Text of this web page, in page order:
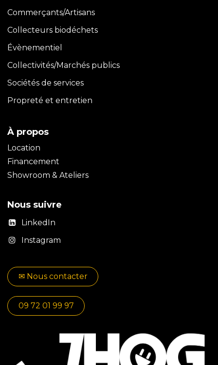
Commerçants/Artisans
Collecteurs biodéchets
Évènementiel
Collectivités/Marchés publics
Sociétés de services
Propreté et entretien
À propos
Location
Financement
Showroom & Ateliers
Nous suivre
LinkedIn
Instagram
✉​​ No​​​​us contacter
09 72 01 99 97